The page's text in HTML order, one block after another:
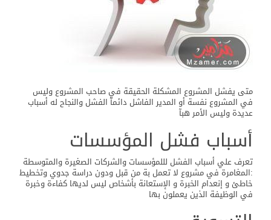
متى يفشل المشروع المشكلة الحقيقة في صاحب المشروع وليس
في المشروع نفسة أو المدير الفاشل دائمآ الفشل والنجاح له أسباب
عديدة وليس الأمر هبآ
أسباب فشل المؤسسات
تعرف علي أسباب الفشل لللمؤسسات والشركات الصغيرة والمتوسطة
:المغامرة في مشروع لا تعمل بة من قبل ودون دراسة جدوي وتخطيط
خاطئ و إنعدام الخبرة و الإستعانة بأشخاص ليس لديها كفاءة وخبرة
في الوظيفة الذين يعملون بها